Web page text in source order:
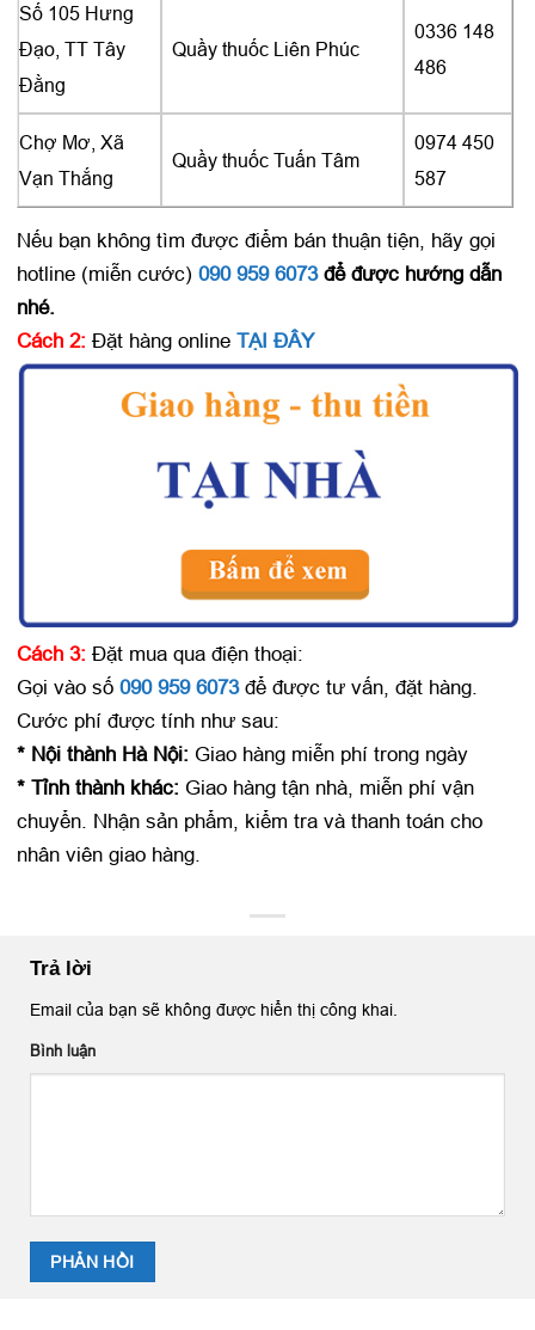
Số 105 Hưng
Đạo, TT Tây
Đằng
Quầy thuốc Liên Phúc
0336 148
486
Chợ Mơ, Xã
Vạn Thắng
Quầy thuốc Tuấn Tâm
0974 450
587
Nếu bạn không tìm được điểm bán thuận tiện, hãy gọi
hotline (miễn cước) 090 959 6073để được hướng dẫn
nhé.
Cách 2: Đặt hàng online TẠI ĐÂY
Cách 3: Đặt mua qua điện thoại:
Gọi vào số 090 959 6073để được tư vấn, đặt hàng.
Cước phí được tính như sau:
* Nội thành Hà Nội: Giao hàng miễn phí trong ngày
* Tỉnh thành khác: Giao hàng tận nhà, miễn phí vận
chuyển. Nhận sản phẩm, kiểm tra và thanh toán cho
nhân viên giao hàng.
Trả lời
Email của bạn sẽ không được hiển thị công khai.
Bình luận